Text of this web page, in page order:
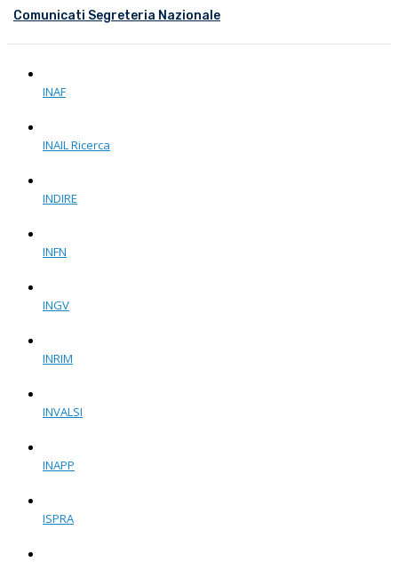
Comunicati Segreteria Nazionale
INAF
INAIL Ricerca
INDIRE
INFN
INGV
INRIM
INVALSI
INAPP
ISPRA